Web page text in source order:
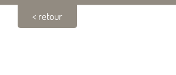
< retour